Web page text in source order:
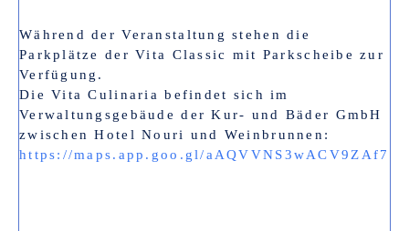
Während der Veranstaltung stehen die
Parkplätze der Vita Classic mit Parkscheibe zur
Verfügung.
Die Vita Culinaria befindet sich im
Verwaltungsgebäude der Kur- und Bäder GmbH
zwischen Hotel Nouri und Weinbrunnen:
https://maps.app.goo.gl/aAQVVNS3wACV9ZAf7